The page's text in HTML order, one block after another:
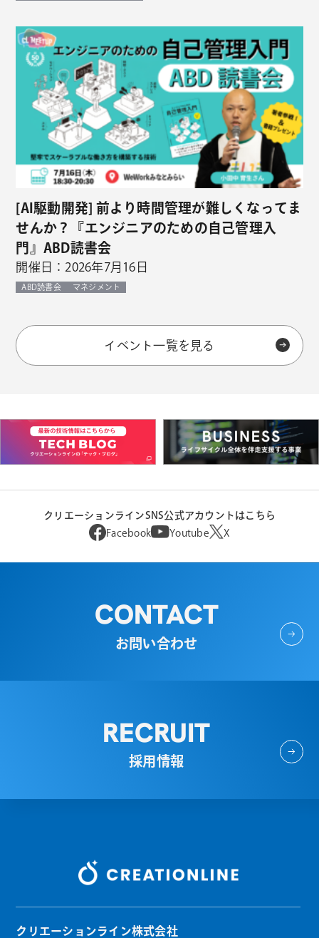
[AI駆動開発] 前より時間管理が難しくなってま
せんか？『エンジニアのための自己管理入
門』ABD読書会
開催日：2026年7月16日
ABD読書会 マネジメント
イベント一覧を見る
クリエーションラインSNS公式アカウントはこちら
Facebook
Youtube X
CONTACT
お問い合わせ
RECRUIT
採用情報
クリエーションライン株式会社